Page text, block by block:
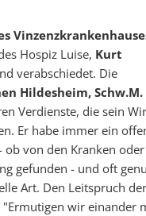
Hospiz Luise, Kurt
verabschiedet. Die
Hildesheim, Schw.M.
Verdienste, die sein
Er habe immer ein
von den Kranken
gefunden - und oft
Art. Den Leitspruch der
wir einander